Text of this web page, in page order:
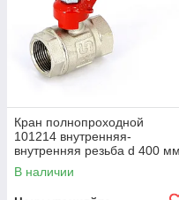
Кран полнопроходной
101214 внутренняя-
внутренняя резьба d 400 мм
В наличии